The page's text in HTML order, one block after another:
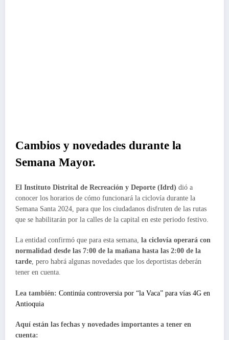
Cambios y novedades durante la
Semana Mayor.
El Instituto Distrital de Recreación y Deporte (Idrd) dió a
conocer los horarios de cómo funcionará la ciclovía durante la
Semana Santa 2024, para que los ciudadanos disfruten de las rutas
que se habilitarán por la calles de la capital en este periodo festivo.
La entidad confirmó que para esta semana, la ciclovía operará con
normalidad desde las 7:00 de la mañana hasta las 2:00 de la
tarde, pero habrá algunas novedades que los deportistas deberán
tener en cuenta.
Lea también: Continúa controversia por “la Vaca” para vías 4G en
Antioquia
Aquí están las fechas y novedades importantes a tener en
cuenta: